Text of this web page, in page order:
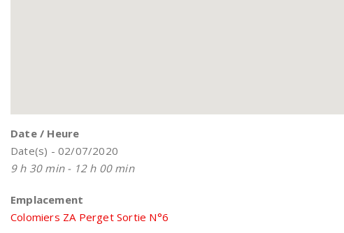
Date / Heure
Date(s) - 02/07/2020
9 h 30 min - 12 h 00 min
Emplacement
Colomiers ZA Perget Sortie N°6